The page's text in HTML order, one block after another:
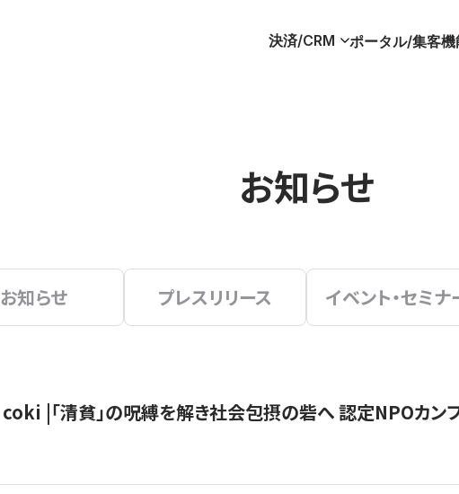
決済/CRM ポータル/集客機
お知らせ
お知らせ プレスリリース イベント・セミナ
coki |「清貧」の呪縛を解き社会包摂の砦へ 認定NPOカン